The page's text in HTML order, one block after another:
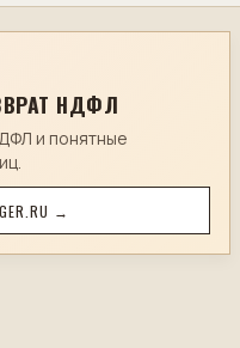
НДФЛ
и понятные
→